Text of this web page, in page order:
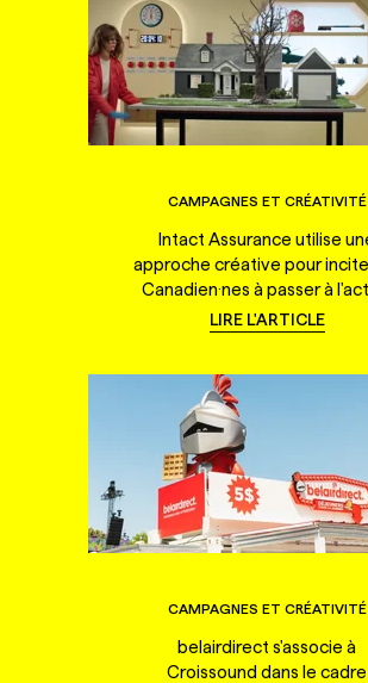
CAMPAGNES ET CRÉATIVITÉ
Intact Assurance utilise
approche créative pour
Canadien·nes à passer à
LIRE L'ARTICLE
CAMPAGNES ET CRÉATIVITÉ
belairdirect s'associe à
Croissound dans le cadre